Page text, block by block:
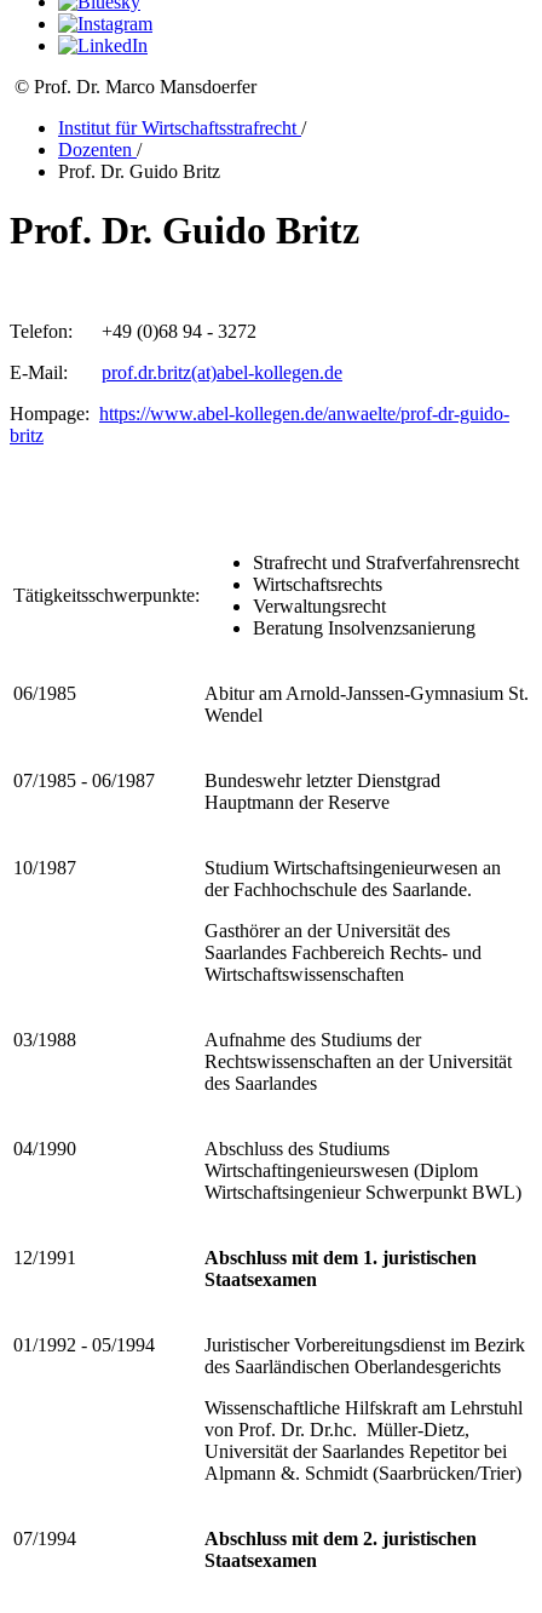
© Prof. Dr. Marco Mansdoerfer
Institut für Wirtschaftsstrafrecht /
Dozenten /
Prof. Dr. Guido Britz
Prof. Dr. Guido Britz
Telefon: +49 (0)68 94 - 3272
E-Mail: prof.dr.britz(at)abel-kollegen.de
Hompage: https://www.abel-kollegen.de/anwaelte/prof-dr-guido-
britz
Tätigkeitsschwerpunkte:
Strafrecht und Strafverfahrensrecht
Wirtschaftsrechts
Verwaltungsrecht
Beratung Insolvenzsanierung
06/1985
Abitur am Arnold-Janssen-Gymnasium St.
Wendel
07/1985 - 06/1987
Bundeswehr letzter Dienstgrad
Hauptmann der Reserve
10/1987
Studium Wirtschaftsingenieurwesen an
der Fachhochschule des Saarlande.
Gasthörer an der Universität des
Saarlandes Fachbereich Rechts- und
Wirtschaftswissenschaften
03/1988
Aufnahme des Studiums der
Rechtswissenschaften an der Universität
des Saarlandes
04/1990
Abschluss des Studiums
Wirtschaftingenieurswesen (Diplom
Wirtschaftsingenieur Schwerpunkt BWL)
12/1991
Abschluss mit dem 1. juristischen
Staatsexamen
01/1992 - 05/1994
Juristischer Vorbereitungsdienst im Bezirk
des Saarländischen Oberlandesgerichts
Wissenschaftliche Hilfskraft am Lehrstuhl
von Prof. Dr. Dr.hc. Müller-Dietz,
Universität der Saarlandes Repetitor bei
Alpmann &. Schmidt (Saarbrücken/Trier)
07/1994
Abschluss mit dem 2. juristischen
Staatsexamen